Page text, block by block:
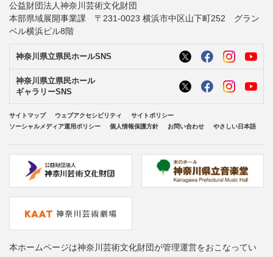
公益財団法人神奈川芸術文化財団
本部県域展開事業課 〒231-0023 横浜市中区山下町252 グラン
ベル横浜ビル8階
神奈川県立県民ホールSNS
神奈川県立県民ホール
ギャラリーSNS
サイトマップ ウェブアクセシビリティ
サイトポリシー
ソーシャルメディア運用ポリシー
個人情報保護方針 お問い合わせ やさしい日本語
本ホームページは神奈川芸術文化財団が管理運営をおこなってい